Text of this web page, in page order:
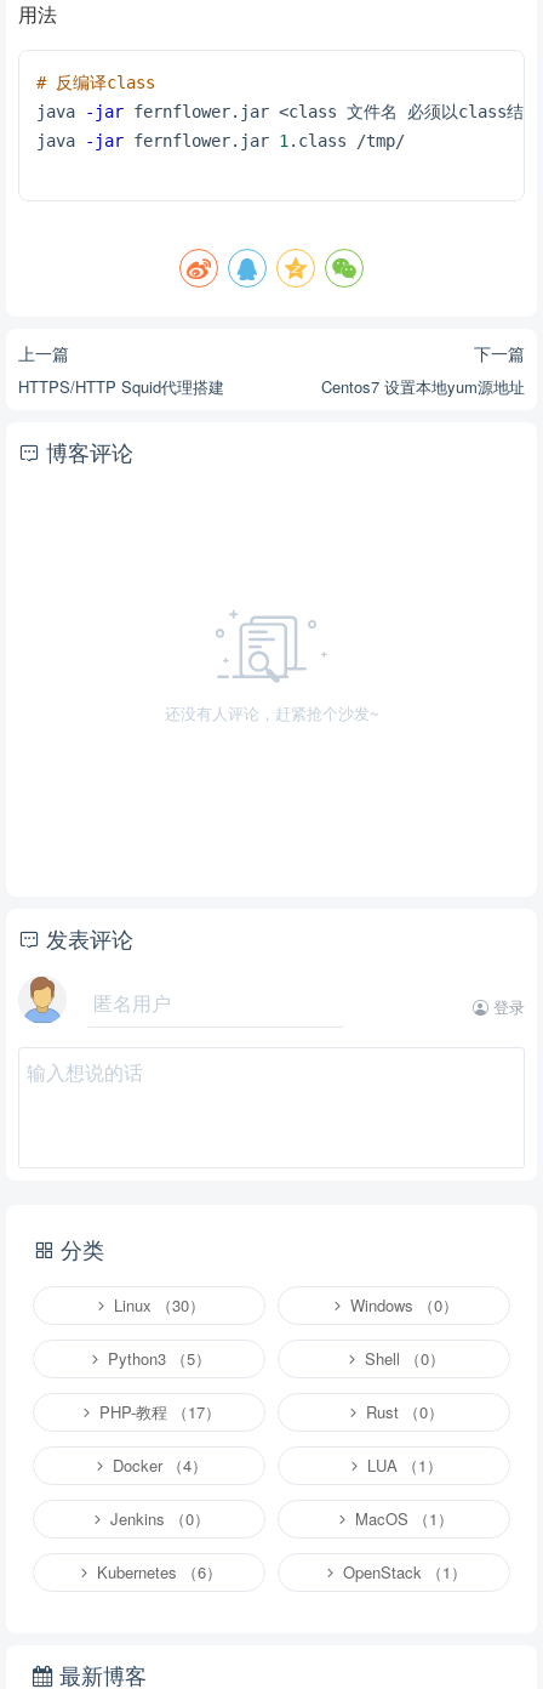
用法
# 反编译class
java
-jar fernflower.jar <class 文件名 必须以class结尾>
java
-jar fernflower.jar 1 .class /tmp/
上一篇
HTTPS/HTTP Squid代理搭建
下一篇
Centos7 设置本地yum源地址
博客评论
还没有人评论，赶紧抢个沙发~
发表评论
登录
提交
说明： 请文明发言，共建和谐网络，您的个人信息不会被公开显示。
分类
Linux （30） Windows （0）
Python3 （5） Shell （0）
PHP-教程 （17） Rust （0）
Docker （4） LUA （1）
Jenkins （0） MacOS （1）
Kubernetes （6） OpenStack （1）
最新博客